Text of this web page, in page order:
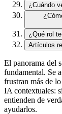
¿Cuándo
¿Qué rol
Artículos
El panorama del
fundamental. Se
frustran más de
IA contextuales:
entienden de
ayudarlos.